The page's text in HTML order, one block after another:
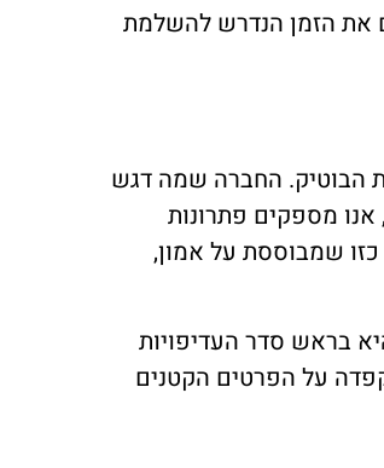
את הזמן הנדרש להשלמת
הגינון ונגרות הבוטיק. החברה שמה דגש
מספקים פתרונות
כזו שמבוססת על אמון,
בראש סדר העדיפויות
על הפרטים הקטנים